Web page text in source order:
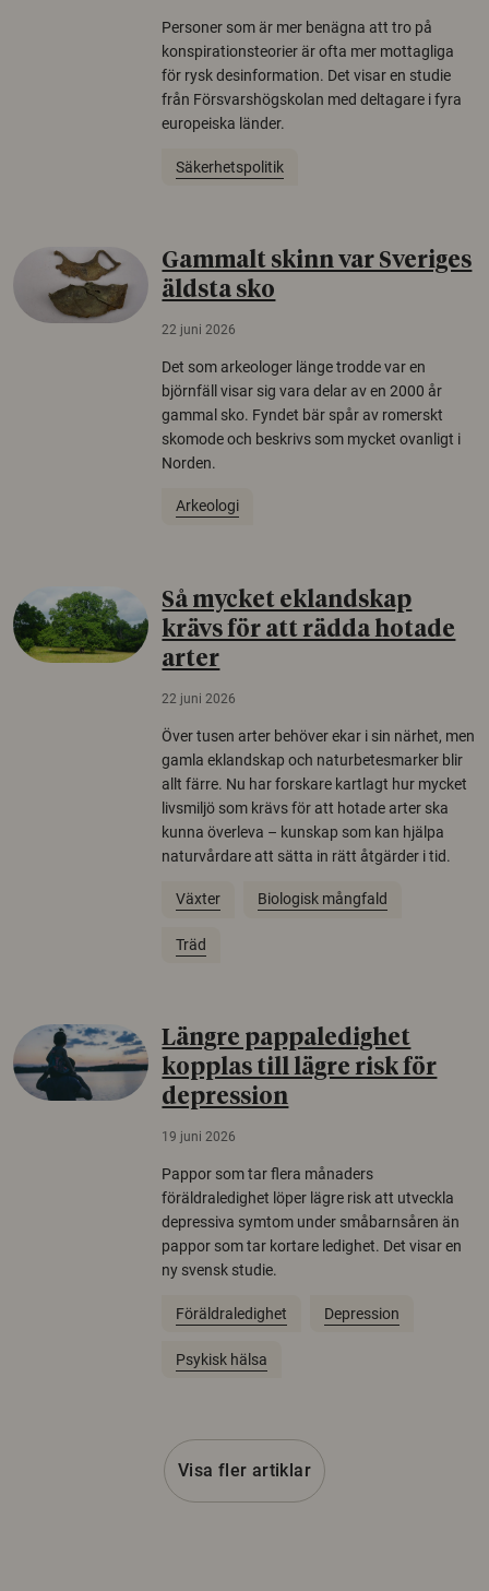
Personer som är mer benägna att tro på
konspirationsteorier är ofta mer mottagliga
för rysk desinformation. Det visar en studie
från Försvarshögskolan med deltagare i fyra
europeiska länder.
Säkerhetspolitik
Gammalt skinn var Sveriges
äldsta sko
22 juni 2026
Det som arkeologer länge trodde var en
björnfäll visar sig vara delar av en 2000 år
gammal sko. Fyndet bär spår av romerskt
skomode och beskrivs som mycket ovanligt i
Norden.
Arkeologi
Så mycket eklandskap
krävs för att rädda hotade
arter
22 juni 2026
Över tusen arter behöver ekar i sin närhet, men
gamla eklandskap och naturbetesmarker blir
allt färre. Nu har forskare kartlagt hur mycket
livsmiljö som krävs för att hotade arter ska
kunna överleva – kunskap som kan hjälpa
naturvårdare att sätta in rätt åtgärder i tid.
Växter Biologisk mångfald
Träd
Längre pappaledighet
kopplas till lägre risk för
depression
19 juni 2026
Pappor som tar flera månaders
föräldraledighet löper lägre risk att utveckla
depressiva symtom under småbarnsåren än
pappor som tar kortare ledighet. Det visar en
ny svensk studie.
Föräldraledighet Depression
Psykisk hälsa
Visa fler artiklar